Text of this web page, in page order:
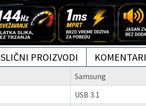
SLIČNI PROIZVODI KOMENTARI
Samsung
USB 3.1